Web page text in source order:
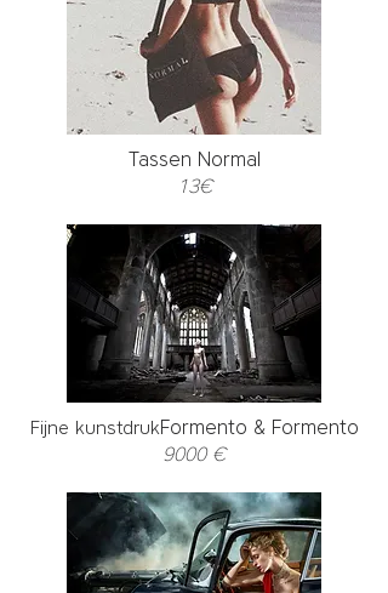
Tassen Normal
13€
Fijne kunstdrukFormento & Formento
9000 €